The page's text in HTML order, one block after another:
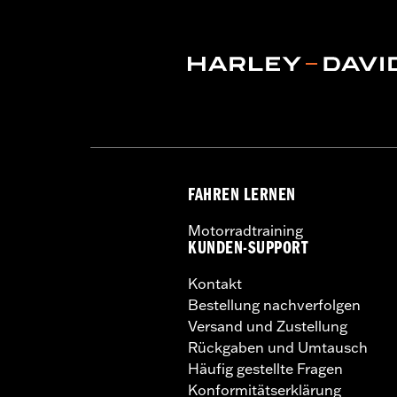
Felgendimension:18
Requires separate
FAHREN LERNEN
Motorradtraining
KUNDEN-SUPPORT
Kontakt
Bestellung nachverfolgen
Versand und Zustellung
Rückgaben und Umtausch
Häufig gestellte Fragen
Konformitätserklärung